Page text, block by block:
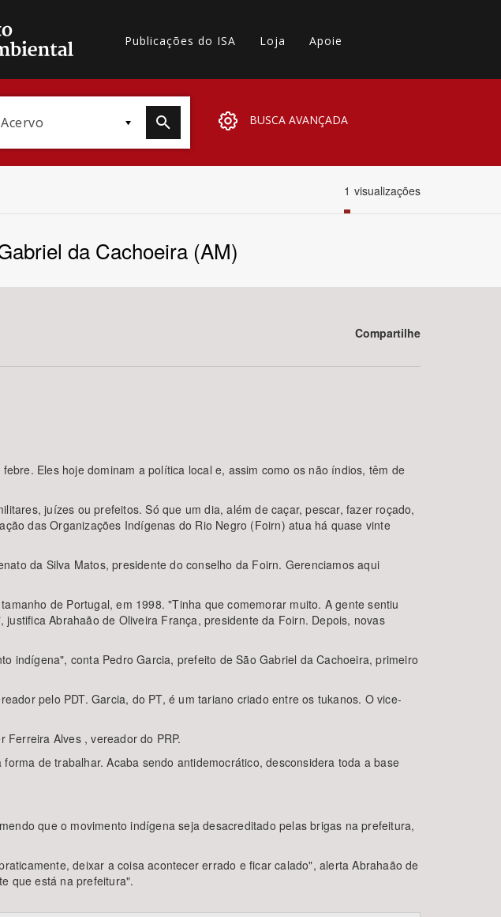
Publicações do ISA Loja Apoie
BUSCA AVANÇADA
BUSCAR
1 visualizações
da Cachoeira (AM)
Compartilhe
Eles hoje dominam a política local e, assim como os não índios, têm de
juízes ou prefeitos. Só que um dia, além de caçar, pescar, fazer roçado,
das Organizações Indígenas do Rio Negro (Foirn) atua há quase vinte
da Silva Matos, presidente do conselho da Foirn. Gerenciamos aqui
de Portugal, em 1998. "Tinha que comemorar muito. A gente sentiu
Abrahaão de Oliveira França, presidente da Foirn. Depois, novas
indígena", conta Pedro Garcia, prefeito de São Gabriel da Cachoeira, primeiro
pelo PDT. Garcia, do PT, é um tariano criado entre os tukanos. O vice-
Alves , vereador do PRP.
de trabalhar. Acaba sendo antidemocrático, desconsidera toda a base
que o movimento indígena seja desacreditado pelas brigas na prefeitura,
deixar a coisa acontecer errado e ficar calado", alerta Abrahaão de
que está na prefeitura".